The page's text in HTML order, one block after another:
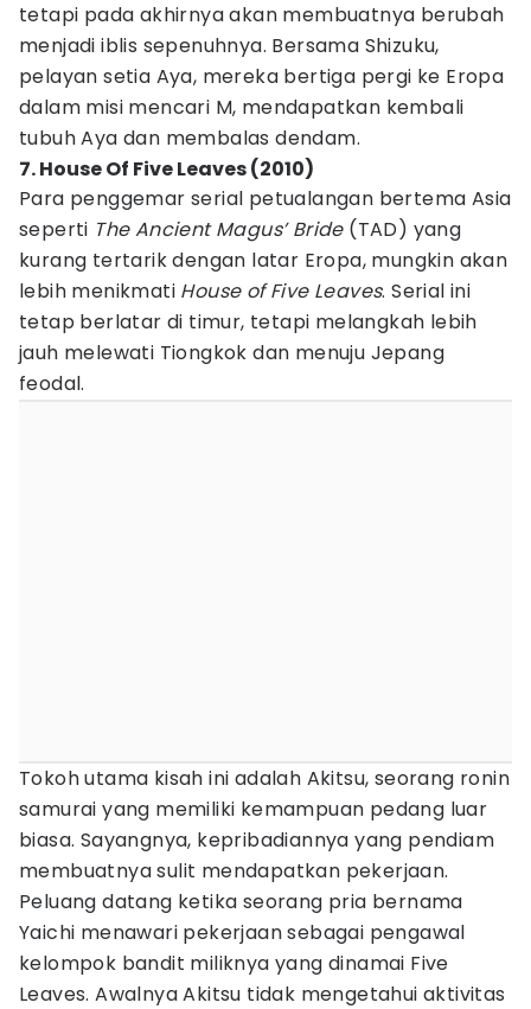
tetapi pada akhirnya akan membuatnya berubah
menjadi iblis sepenuhnya. Bersama Shizuku,
pelayan setia Aya, mereka bertiga pergi ke Eropa
dalam misi mencari M, mendapatkan kembali
tubuh Aya dan membalas dendam.
7. House Of Five Leaves (2010)
Para penggemar serial petualangan bertema Asia
seperti The Ancient Magus’ Bride(TAD) yang
kurang tertarik dengan latar Eropa, mungkin akan
lebih menikmati House of Five Leaves. Serial ini
tetap berlatar di timur, tetapi melangkah lebih
jauh melewati Tiongkok dan menuju Jepang
feodal.
Tokoh utama kisah ini adalah Akitsu, seorang ronin
samurai yang memiliki kemampuan pedang luar
biasa. Sayangnya, kepribadiannya yang pendiam
membuatnya sulit mendapatkan pekerjaan.
Peluang datang ketika seorang pria bernama
Yaichi menawari pekerjaan sebagai pengawal
kelompok bandit miliknya yang dinamai Five
Leaves. Awalnya Akitsu tidak mengetahui aktivitas